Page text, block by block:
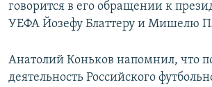
говорится в его обращении к
УЕФА Йозефу Блаттеру и Мишелю
Анатолий Коньков напомнил, что
деятельность Российского